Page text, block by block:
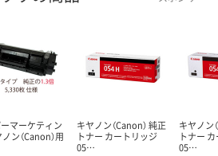
マーケティン
ン（Canon）用
キヤノン（Canon） 純正
トナー カートリッジ
05…
キヤノン
トナー
05…